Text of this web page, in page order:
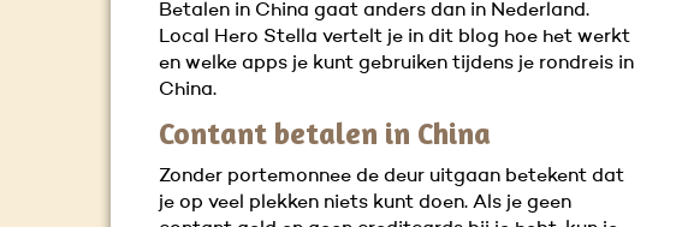
Betalen in China gaat anders dan in Nederland.
Local Hero Stella vertelt je in dit blog hoe het werkt
en welke apps je kunt gebruiken tijdens je rondreis in
China.
Contant betalen in China
Zonder portemonnee de deur uitgaan betekent dat
je op veel plekken niets kunt doen. Als je geen